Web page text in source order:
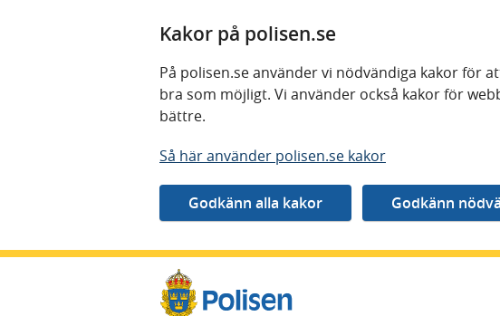
Kakor på polisen.se
På polisen.se använder vi nödvändiga kakor för
bra som möjligt. Vi använder också kakor för
bättre.
Så här använder polisen.se kakor